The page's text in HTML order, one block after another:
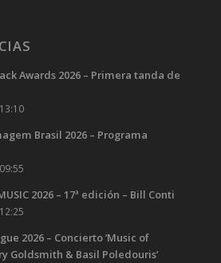
Awards 2026 – Primera tanda de
Brasil 2026 – Programa
2026 – 17ª edición – Bill Conti
2026 – Concierto ‘Music of
Goldsmith & Basil Poledouris’